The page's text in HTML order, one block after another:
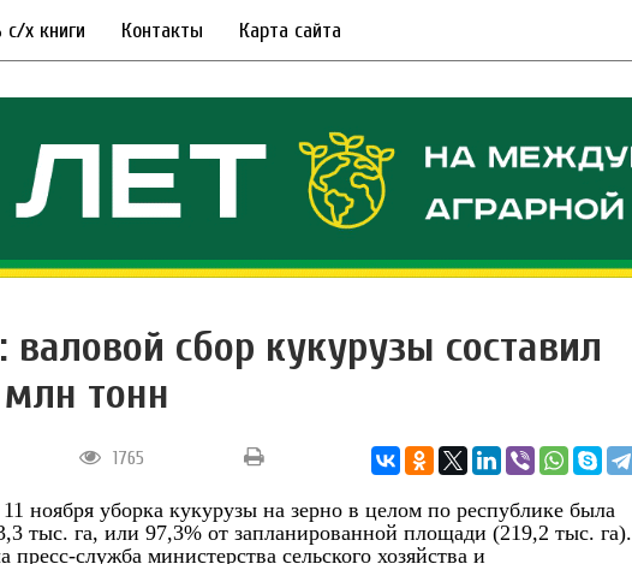
с/х книги Контакты Карта сайта
валовой сбор кукурузы составил
млн тонн
1765
ноября уборка кукурузы на зерно в целом по республике была
тыс. га, или 97,3% от запланированной площади (219,2 тыс. га).
служба министерства сельского хозяйства и